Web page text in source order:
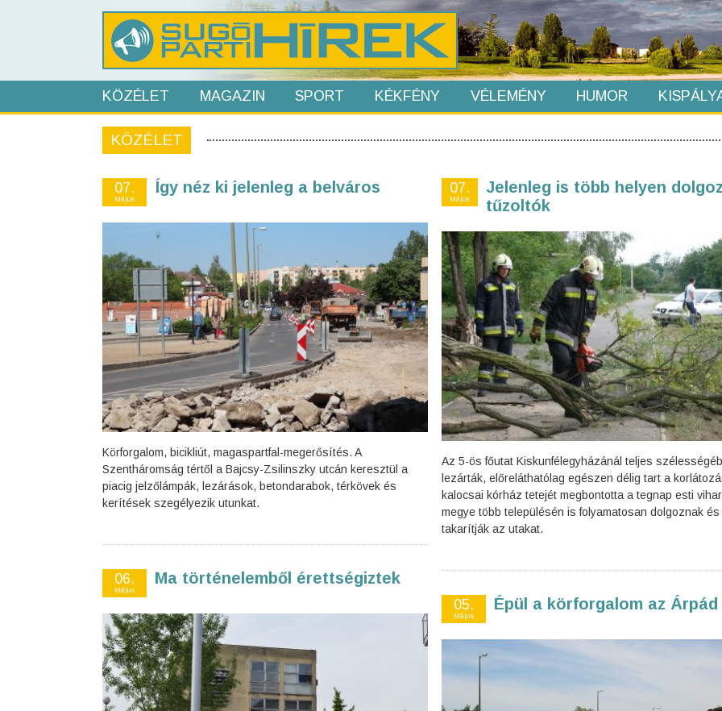
KÖZÉLET MAGAZIN SPORT KÉKFÉNY VÉLEMÉNY HUMOR
KÖZÉLET
07.
Május
Így néz ki jelenleg a belváros
Körforgalom, bicikliút, magaspartfal-megerősítés. A
Szentháromság tértől a Bajcsy-Zsilinszky utcán keresztül a
piacig jelzőlámpák, lezárások, betondarabok, térkövek és
kerítések szegélyezik utunkat.
07.
Május
Jelenleg is több helyen
tűzoltók
Az 5-ös főutat Kiskunfélegyházánál teljes
lezárták, előreláthatólag egészen délig tart a
kalocsai kórház tetejét megbontotta a tegnap esti
megye több településén is folyamatosan dolgoznak és
takarítják az utakat.
06.
Május
Ma történelemből érettségiztek
05.
Május
Épül a körforgalom az